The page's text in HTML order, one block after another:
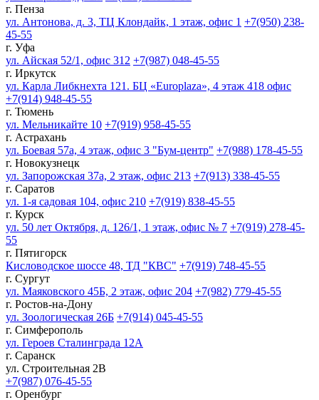
г. Пенза
ул. Антонова, д. 3, ТЦ Клондайк, 1 этаж, офис 1 +7(950) 238-
45-55
г. Уфа
ул. Айская 52/1, офис 312 +7(987) 048-45-55
г. Иркутск
ул. Карла Либкнехта 121. БЦ «Europlaza», 4 этаж 418 офис
+7(914) 948-45-55
г. Тюмень
ул. Мельникайте 10 +7(919) 958-45-55
г. Астрахань
ул. Боевая 57а, 4 этаж, офис 3 "Бум-центр" +7(988) 178-45-55
г. Новокузнецк
ул. Запорожская 37а, 2 этаж, офис 213 +7(913) 338-45-55
г. Саратов
ул. 1-я садовая 104, офис 210 +7(919) 838-45-55
г. Курск
ул. 50 лет Октября, д. 126/1, 1 этаж, офис № 7 +7(919) 278-45-
55
г. Пятигорск
Кисловодское шоссе 48, ТД "КВС" +7(919) 748-45-55
г. Сургут
ул. Маяковского 45Б, 2 этаж, офис 204 +7(982) 779-45-55
г. Ростов-на-Дону
ул. Зоологическая 26Б +7(914) 045-45-55
г. Симферополь
ул. Героев Сталинграда 12А
г. Саранск
ул. Строительная 2В
+7(987) 076-45-55
г. Оренбург